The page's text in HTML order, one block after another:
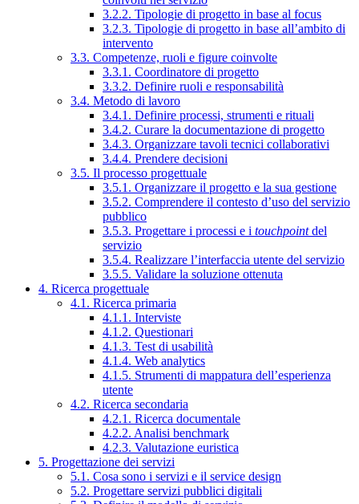
3.2.2. Tipologie di progetto in base al focus
3.2.3. Tipologie di progetto in base all’ambito di
intervento
3.3. Competenze, ruoli e figure coinvolte
3.3.1. Coordinatore di progetto
3.3.2. Definire ruoli e responsabilità
3.4. Metodo di lavoro
3.4.1. Definire processi, strumenti e rituali
3.4.2. Curare la documentazione di progetto
3.4.3. Organizzare tavoli tecnici collaborativi
3.4.4. Prendere decisioni
3.5. Il processo progettuale
3.5.1. Organizzare il progetto e la sua gestione
3.5.2. Comprendere il contesto d’uso del servizio
pubblico
3.5.3. Progettare i processi e i touchpointdel
servizio
3.5.4. Realizzare l’interfaccia utente del servizio
3.5.5. Validare la soluzione ottenuta
4. Ricerca progettuale
4.1. Ricerca primaria
4.1.1. Interviste
4.1.2. Questionari
4.1.3. Test di usabilità
4.1.4. Web analytics
4.1.5. Strumenti di mappatura dell’esperienza
utente
4.2. Ricerca secondaria
4.2.1. Ricerca documentale
4.2.2. Analisi benchmark
4.2.3. Valutazione euristica
5. Progettazione dei servizi
5.1. Cosa sono i servizi e il service design
5.2. Progettare servizi pubblici digitali